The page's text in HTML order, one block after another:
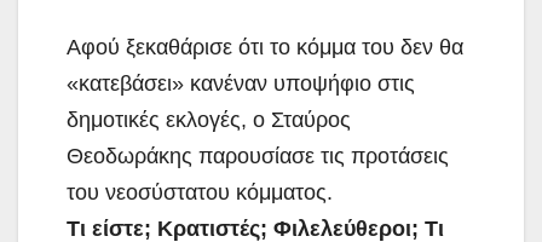
Αφού ξεκαθάρισε ότι το κόμμα του δεν θα
«κατεβάσει» κανέναν υποψήφιο στις
δημοτικές εκλογές, ο Σταύρος
Θεοδωράκης παρουσίασε τις προτάσεις
του νεοσύστατου κόμματος.
Τι είστε; Κρατιστές; Φιλελεύθεροι; Τι